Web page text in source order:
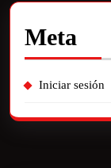
Meta
Iniciar sesión